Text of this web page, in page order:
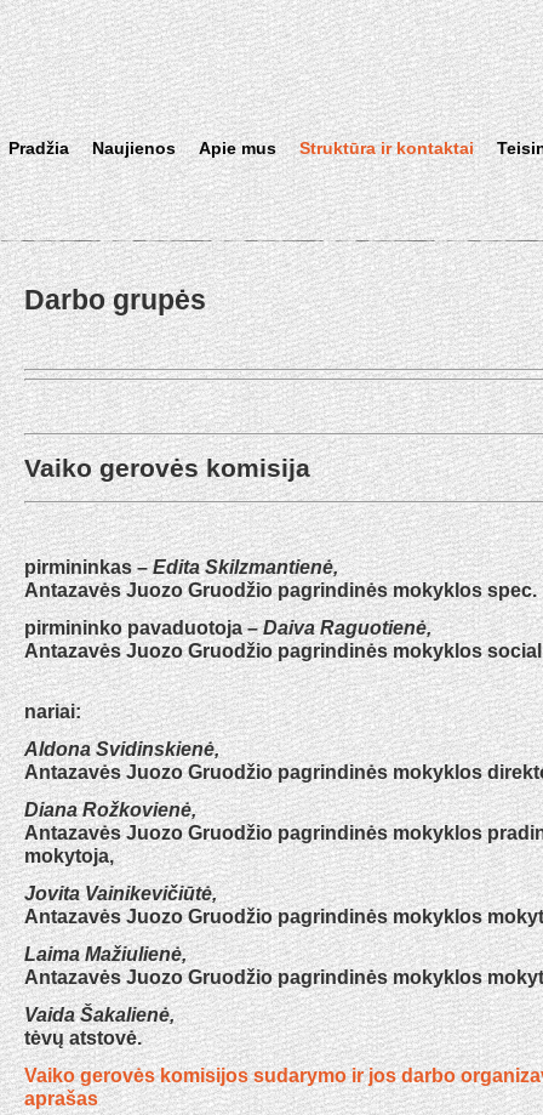
Pradžia Naujienos Apie mus Struktūra ir kontaktai
Darbo grupės
Vaiko gerovės komisija
pirmininkas –Edita Skilzmantienė,
Antazavės Juozo Gruodžio pagrindinės mokyklos spec.
pirmininko pavaduotoja –Daiva Raguotienė,
Antazavės Juozo Gruodžio pagrindinės mokyklos
nariai:
Aldona Svidinskienė,
Antazavės Juozo Gruodžio pagrindinės mokyklos
Diana Rožkovienė,
Antazavės Juozo Gruodžio pagrindinės mokyklos
mokytoja,
Jovita Vainikevičiūtė,
Antazavės Juozo Gruodžio pagrindinės mokyklos
Laima Mažiulienė,
Antazavės Juozo Gruodžio pagrindinės mokyklos
Vaida Šakalienė,
tėvų atstovė.
Vaiko gerovės komisijos sudarymo ir jos darbo
aprašas